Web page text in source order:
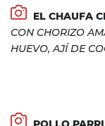
EL CHAUFA
CON CHORIZO
HUEVO, AJÍ DE